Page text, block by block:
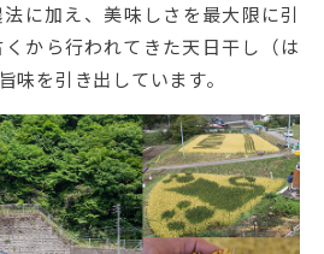
に加え、美味しさを最大限に引
から行われてきた天日干し（は
味を引き出しています。